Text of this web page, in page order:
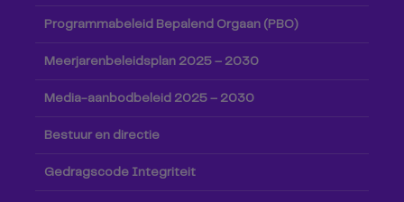
Programmabeleid Bepalend Orgaan (PBO)
Meerjarenbeleidsplan 2025 – 2030
Media-aanbodbeleid 2025 – 2030
Bestuur en directie
Gedragscode Integriteit